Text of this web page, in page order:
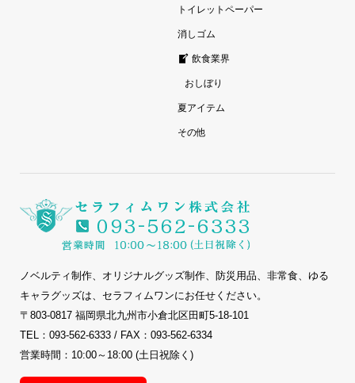
トイレットペーパー
消しゴム
飲食業界
おしぼり
夏アイテム
その他
ノベルティ制作、オリジナルグッズ制作、防災用品、非常食、ゆる
キャラグッズは、セラフィムワンにお任せください。
〒803-0817 福岡県北九州市小倉北区田町5-18-101
TEL：093-562-6333 / FAX：093-562-6334
営業時間：10:00～18:00 (土日祝除く)